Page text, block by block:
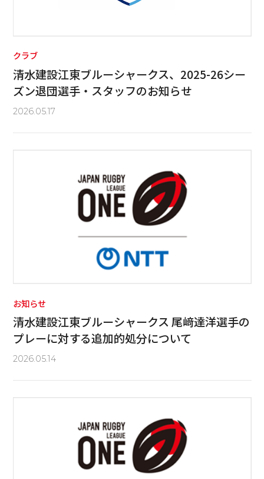
クラブ
清水建設江東ブルーシャークス、2025-26シー
ズン退団選手・スタッフのお知らせ
2026.05.17
お知らせ
清水建設江東ブルーシャークス 尾﨑達洋選手の
プレーに対する追加的処分について
2026.05.14